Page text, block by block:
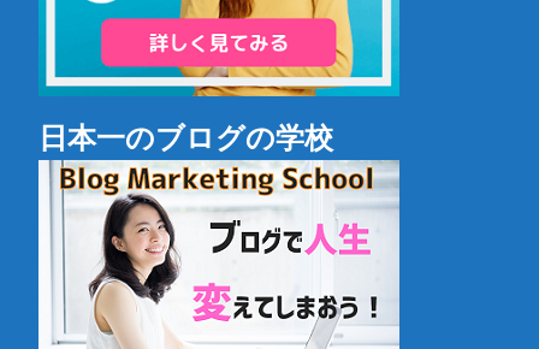
日本一のブログの学校